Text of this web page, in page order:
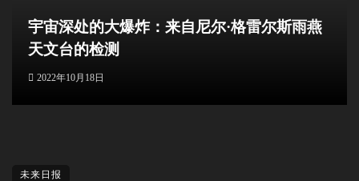
宇宙深处的大爆炸：来自尼尔·格雷尔斯雨燕
天文台的检测
2022年10月18日
未来日报